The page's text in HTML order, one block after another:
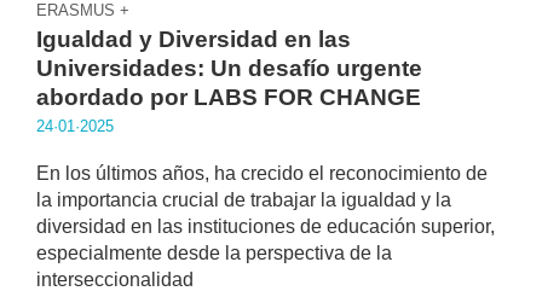
ERASMUS +
Igualdad y Diversidad en las
Universidades: Un desafío urgente
abordado por LABS FOR CHANGE
24·01·2025
En los últimos años, ha crecido el reconocimiento de
la importancia crucial de trabajar la igualdad y la
diversidad en las instituciones de educación superior,
especialmente desde la perspectiva de la
interseccionalidad